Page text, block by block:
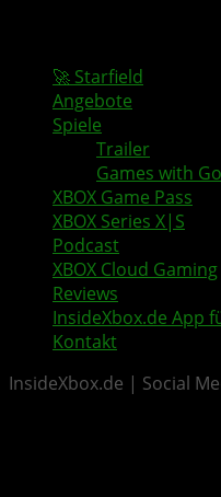
🚀 Starfield
Angebote
Spiele
Trailer
Games with
XBOX Game Pass
XBOX Series X|S
Podcast
XBOX Cloud Gaming
Reviews
InsideXbox.de App
Kontakt
InsideXbox.de | Social